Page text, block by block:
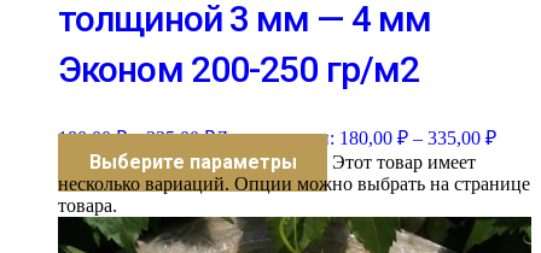
толщиной 3 мм — 4 мм
Эконом 200-250 гр/м2
180,00₽ – 335,00₽Диапазон цен: 180,00 ₽ – 335,00 ₽
Выберите параметры
Этот товар имеет
несколько вариаций. Опции можно выбрать на странице
товара.